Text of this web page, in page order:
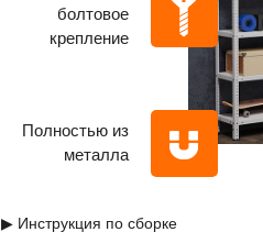
болтовое
крепление
Полностью из
металла
▶ Инструкция по сборке